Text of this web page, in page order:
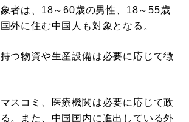
象者は、18～60歳の男性、18～55歳
外に住む中国人も対象となる。
つ物資や生産設備は必要に応じて徴
スコミ、医療機関は必要に応じて政
。また、中国国内に進出している外